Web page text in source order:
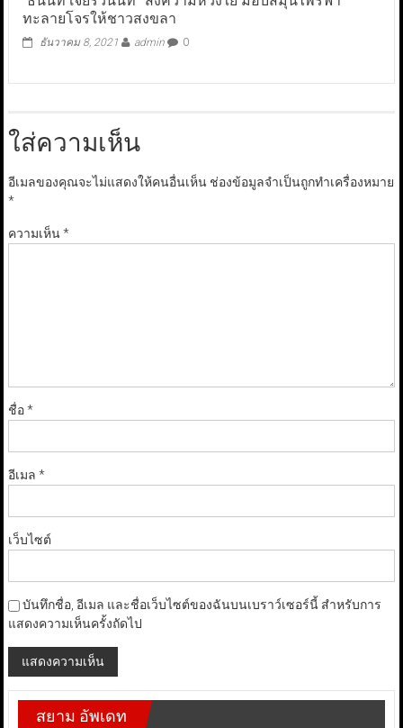
ทะลายโจรให้ชาวสงขลา
ธันวาคม 8, 2021 admin 0
ใส่ความเห็น
อีเมลของคุณจะไม่แสดงให้คนอื่นเห็น ช่องข้อมูลจำเป็นถูกทำเครื่องหมาย
*
ความเห็น*
ชื่อ*
อีเมล *
เว็บไซต์
บันทึกชื่อ, อีเมล และชื่อเว็บไซต์ของฉันบนเบราว์เซอร์นี้ สำหรับการ
แสดงความเห็นครั้งถัดไป
สยาม อัพเดท